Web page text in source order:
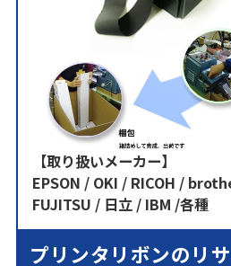
【取り扱いメーカー】
EPSON / OKI / RICOH /
FUJITSU / 日立 / IBM /各種
プリンタリボンのリ